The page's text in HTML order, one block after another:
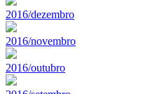
2016/dezembro
2016/novembro
2016/outubro